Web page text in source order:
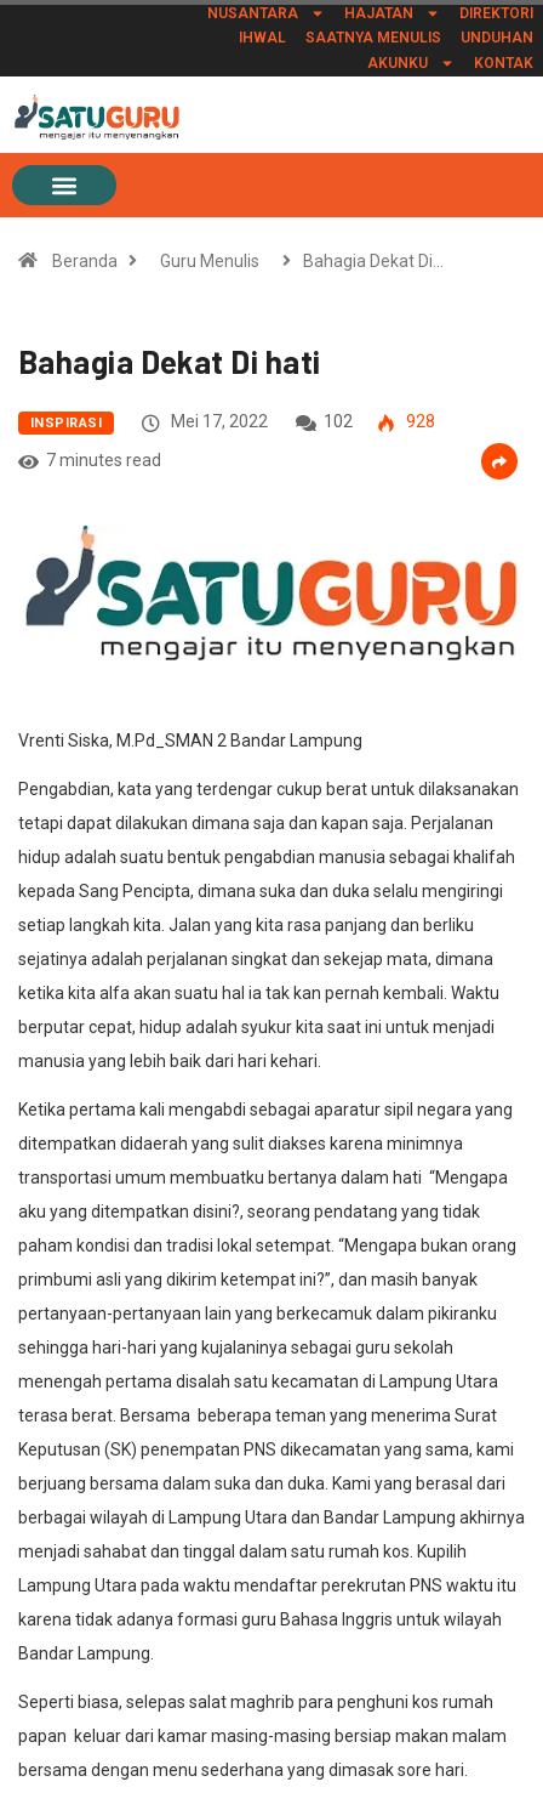
NUSANTARA HAJATAN
DIREKTORI
IHWAL
SAATNYA MENULIS
UNDUHAN
AKUNKU
KONTAK
Beranda Guru Menulis Bahagia Dekat Di…
Bahagia Dekat Di hati
INSPIRASI Mei 17, 2022 102
928
7 minutes read
Vrenti Siska, M.Pd_SMAN 2 Bandar Lampung
Pengabdian, kata yang terdengar cukup berat untuk dilaksanakan
tetapi dapat dilakukan dimana saja dan kapan saja. Perjalanan
hidup adalah suatu bentuk pengabdian manusia sebagai khalifah
kepada Sang Pencipta, dimana suka dan duka selalu mengiringi
setiap langkah kita. Jalan yang kita rasa panjang dan berliku
sejatinya adalah perjalanan singkat dan sekejap mata, dimana
ketika kita alfa akan suatu hal ia tak kan pernah kembali. Waktu
berputar cepat, hidup adalah syukur kita saat ini untuk menjadi
manusia yang lebih baik dari hari kehari.
Ketika pertama kali mengabdi sebagai aparatur sipil negara yang
ditempatkan didaerah yang sulit diakses karena minimnya
transportasi umum membuatku bertanya dalam hati “Mengapa
aku yang ditempatkan disini?, seorang pendatang yang tidak
paham kondisi dan tradisi lokal setempat. “Mengapa bukan orang
primbumi asli yang dikirim ketempat ini?”, dan masih banyak
pertanyaan-pertanyaan lain yang berkecamuk dalam pikiranku
sehingga hari-hari yang kujalaninya sebagai guru sekolah
menengah pertama disalah satu kecamatan di Lampung Utara
terasa berat. Bersama beberapa teman yang menerima Surat
Keputusan (SK) penempatan PNS dikecamatan yang sama, kami
berjuang bersama dalam suka dan duka. Kami yang berasal dari
berbagai wilayah di Lampung Utara dan Bandar Lampung akhirnya
menjadi sahabat dan tinggal dalam satu rumah kos. Kupilih
Lampung Utara pada waktu mendaftar perekrutan PNS waktu itu
karena tidak adanya formasi guru Bahasa Inggris untuk wilayah
Bandar Lampung.
Seperti biasa, selepas salat maghrib para penghuni kos rumah
papan keluar dari kamar masing-masing bersiap makan malam
bersama dengan menu sederhana yang dimasak sore hari.